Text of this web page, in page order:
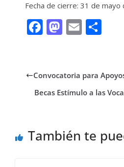
Fecha de cierre: 31 de mayo
F
b
o
M
d
o
E
l p
ar
Convocatoria para
Becas Estímulo a las
También te